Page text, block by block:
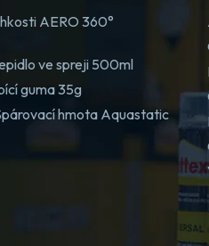
AERO 360°
ve spreji 500ml
guma 35g
hmota Aquastatic